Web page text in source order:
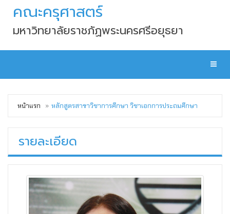
คณะครุศาสตร์
มหาวิทยาลัยราชภัฏพระนครศรีอยุธยา
หน้าแรก หลักสูตรสาขาวิชาการศึกษา วิชาเอกการประถมศึกษา
รายละเอียด